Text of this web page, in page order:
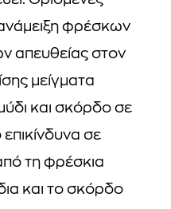
φρέσκων
απευθείας στον
μείγματα
και σκόρδο σε
επικίνδυνα σε
τη φρέσκια
και το σκόρδο